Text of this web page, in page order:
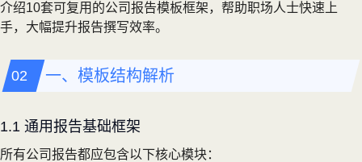
介绍10套可复用的公司报告模板框架，帮助职场人士快速上
手，大幅提升报告撰写效率。
一、模板结构解析
1.1 通用报告基础框架
所有公司报告都应包含以下核心模块：